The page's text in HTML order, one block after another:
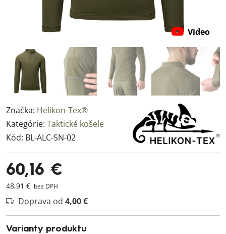
Video
Značka: Helikon-Tex®
Kategórie: Taktické košele
Kód: BL-ALC-SN-02
60,16 €
48,91 € bez DPH
Doprava od 4,00 €
Varianty produktu